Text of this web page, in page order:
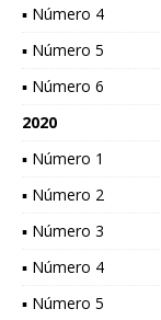
▪ Número 4
▪ Número 5
▪ Número 6
2020
▪ Número 1
▪ Número 2
▪ Número 3
▪ Número 4
▪ Número 5